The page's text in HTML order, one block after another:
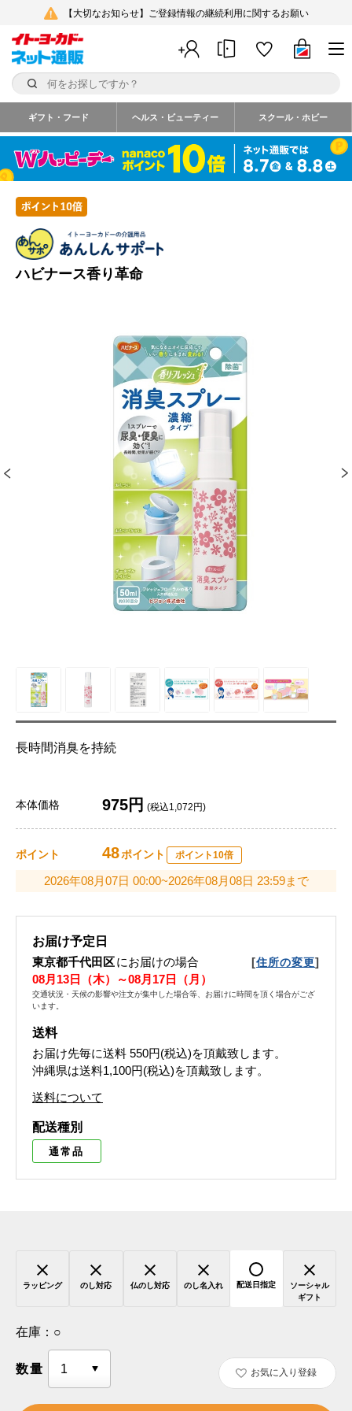
【大切なお知らせ】ご登録情報の継続利用に関するお願い
ギフト・フード ヘルス・ビューティー スクール・ホビー
ハビナース香り革命
長時間消臭を持続
本体価格 975円 (税込1,072円)
ポイント 48ポイント ポイント10倍
2026年08月07日 00:00~2026年08月08日 23:59まで
お届け予定日
東京都千代田区にお届けの場合 [住所の変更]
08月13日（木）～08月17日（月）
交通状況・天候の影響や注文が集中した場合等、お届けに時間を頂く場合がござ
います。
送料
お届け先毎に送料 550円(税込)を頂戴致します。
沖縄県は送料1,100円(税込)を頂戴致します。
送料について
配送種別
通常品
ラッピング のし対応 仏のし対応 のし名入れ 配送日指定
ソーシャル
ギフト
在庫： ○
数量 お気に入り登録